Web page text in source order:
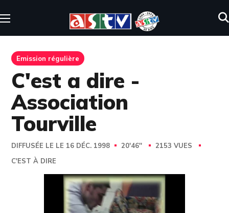
Emission régulière
C'est a dire -
Association
Tourville
DIFFUSÉE LE LE 16 DÉC. 1998 20'46''
2153 VUES
C'EST À DIRE